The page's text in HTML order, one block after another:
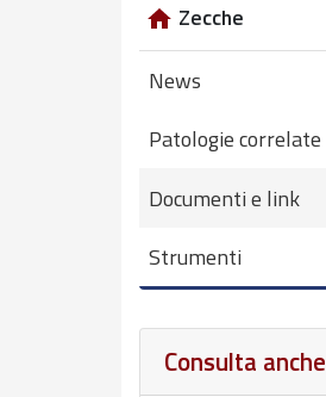
Zecche
News
Patologie correlate
Documenti e link
Strumenti
Consulta anche